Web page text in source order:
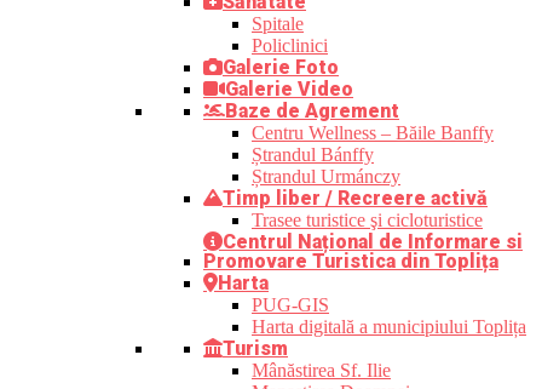
Spitale
Policlinici
Galerie Foto
Galerie Video
Baze de Agrement
Centru Wellness – Băile Banffy
Ștrandul Bánffy
Ștrandul Urmánczy
Timp liber / Recreere activă
Trasee turistice şi cicloturistice
Centrul Național de Informare si
Promovare Turistica din Toplița
Harta
PUG-GIS
Harta digitală a municipiului Toplița
Turism
Mânăstirea Sf. Ilie